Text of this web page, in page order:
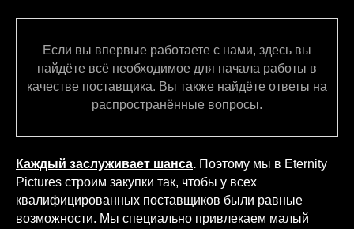
Если вы впервые работаете с нами, здесь вы
найдёте всё необходимое для начала работы в
качестве поставщика. Вы также найдёте ответы на
распространённые вопросы.
Каждый заслуживает шанса. Поэтому мы в Eternity
Pictures строим закупки так, чтобы у всех
квалифицированных поставщиков были равные
возможности. Мы специально привлекаем малый